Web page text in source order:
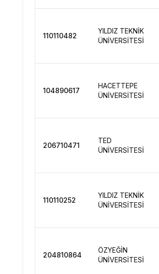
110110482
YILDIZ TEKNİK
ÜNİVERSİTESİ
104890617
HACETTEPE
ÜNİVERSİTESİ
206710471
TED
ÜNİVERSİTESİ
110110252
YILDIZ TEKNİK
ÜNİVERSİTESİ
204810864
ÖZYEĞİN
ÜNİVERSİTESİ